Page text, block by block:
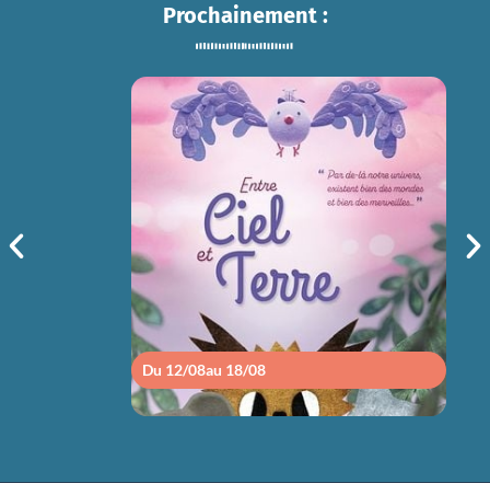
Prochainement :
Du 12/08au 18/08
ENTRE CIEL ET TERRE
sam 15/08
14h30